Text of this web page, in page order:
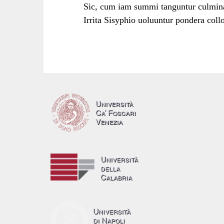
Sic, cum iam summi tanguntur
Irrita Sisyphio uoluuntur pondera
Università
Ca’ Foscari
Venezia
Università
della
Calabria
Università
di Napoli